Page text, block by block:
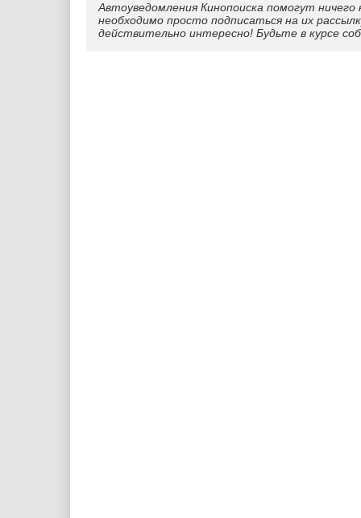
Автоуведомления Кинопоиска помогут
необходимо просто подписаться на их
действительно интересно! Будьте в курсе